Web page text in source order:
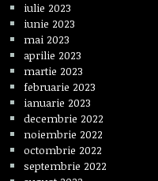
iulie 2023
iunie 2023
mai 2023
aprilie 2023
martie 2023
februarie 2023
ianuarie 2023
decembrie 2022
noiembrie 2022
octombrie 2022
septembrie 2022